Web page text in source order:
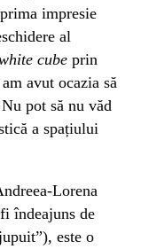
impresie
al
cube prin
avut ocazia să
pot să nu văd
a spațiului
Lorena
îndeajuns de
este o